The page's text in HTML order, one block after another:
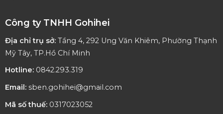
Công ty TNHH Gohihei
Địa chỉ trụ sở:Tầng 4, 292 Ung Văn Khiêm, Phường Thạnh
Mỹ Tây, TP.Hồ Chí Minh
Hotline:0842.293.319
Email: sben.gohihei@gmail.com
Mã số thuế:0317023052